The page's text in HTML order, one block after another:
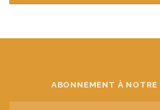
ABONNEMENT À NOTRE